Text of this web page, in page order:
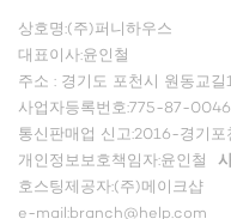
상호명:(주)퍼니하우스
대표이사:윤인철
주소 : 경기도 포천시 원동교
사업자등록번호:775-87-
통신판매업 신고:2016-경기
개인정보보호책임자:윤인철
호스팅제공자:(주)메이크샵
e-mail:branch@help.com